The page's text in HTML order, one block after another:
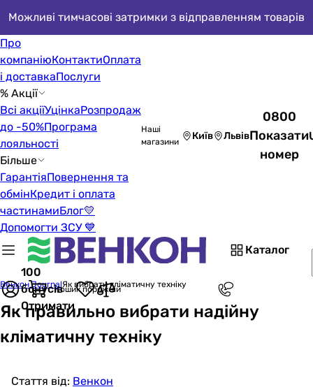
Можливі тимчасові затримки з відправленням товарів
Про
компаніюКонтактиОплата
і доставкаПослуги
% Акції
Всі акціїУцінкаРозпродаж
до -50%Програма
лояльності
Більше
ГарантіяПовернення та
обмінКредит і оплата
частинамиБлог💛
Допомогти ЗСУ 💙
Наші
магазини
Київ Львів
0800
Показати
номер
Каталог
100
бонусів
Отримати
Кошик порожній
Венкон JournalЯк вибрати кліматичну техніку
Як правильно вибрати надійну
кліматичну техніку
Стаття від: Венкон